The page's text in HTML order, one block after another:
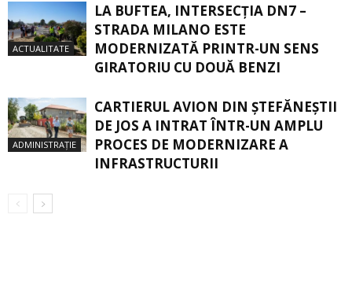
ACTUALITATE
LA BUFTEA, INTERSECŢIA DN7 –
STRADA MILANO ESTE
MODERNIZATĂ PRINTR-UN SENS
GIRATORIU CU DOUĂ BENZI
ADMINISTRAȚIE
CARTIERUL AVION DIN ŞTEFĂNEŞTII
DE JOS A INTRAT ÎNTR-UN AMPLU
PROCES DE MODERNIZARE A
INFRASTRUCTURII